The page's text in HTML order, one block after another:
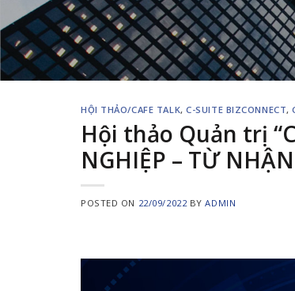
HỘI THẢO/CAFE TALK,C-SUITE BIZCONNECT,
Hội thảo Quản trị
NGHIỆP – TỪ
POSTED ON 22/09/2022BYADMIN